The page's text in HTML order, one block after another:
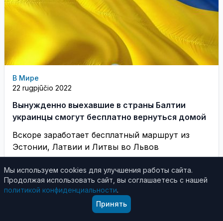
В Мире
22 rugpjūčio 2022
Вынужденно выехавшие в страны Балтии
украинцы смогут бесплатно вернуться домой
Вскоре заработает бесплатный маршрут из
Эстонии, Латвии и Литвы во Львов
Мы используем cookies для улучшения работы сайта.
Продолжая использовать сайт, вы соглашаетесь с нашей
политикой конфиденциальности.
Принять